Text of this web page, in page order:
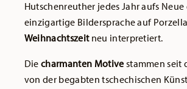
Hutschenreuther jedes Jahr aufs Neue
einzigartige Bildersprache auf
Weihnachtszeitneu interpretiert.
Diecharmanten Motive stammen seit
von der begabten tschechischen